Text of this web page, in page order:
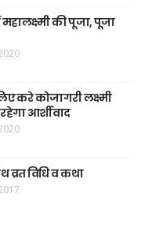
की पूजा, पूजा
करे कोजागरी लक्ष्मी
आर्शीवाद
व्रत विधि व कथा